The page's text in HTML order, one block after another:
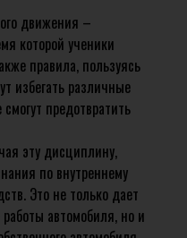
движения –
которой ученики
правила, пользуясь
избегать различные
предотвратить
эту дисциплину,
по внутреннему
Это не только дает
автомобиля, но и